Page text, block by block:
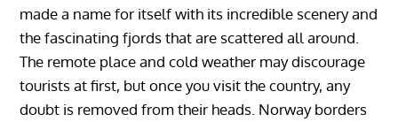
made a name for itself with its incredible scenery and
the fascinating fjords that are scattered all around.
The remote place and cold weather may discourage
tourists at first, but once you visit the country, any
doubt is removed from their heads. Norway borders